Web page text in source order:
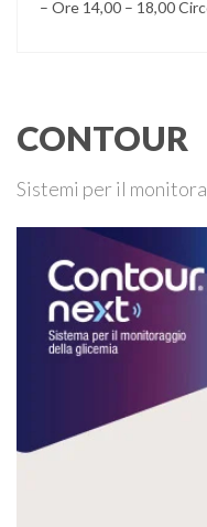
– Ore 14,00 – 18,00
CONTOUR
Sistemi per il